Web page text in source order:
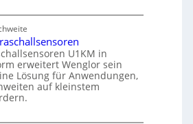
U1KM in
erweitert Wenglor sein
Lösung für Anwendungen,
auf kleinstem